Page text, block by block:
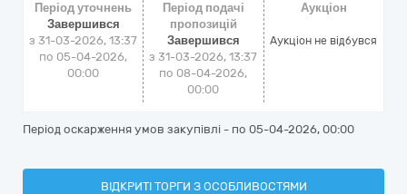
Період уточнень
Завершився
з 31-03-2026, 13:37
по 05-04-2026,
00:00
Період подачі
пропозицій
Завершився
з 31-03-2026, 13:37
по 08-04-2026,
00:00
Аукціон
Аукціон не відбувся
Період оскарження умов закупівлі - по 05-04-2026, 00:00
ВІДКРИТІ ТОРГИ З ОСОБЛИВОСТЯМИ